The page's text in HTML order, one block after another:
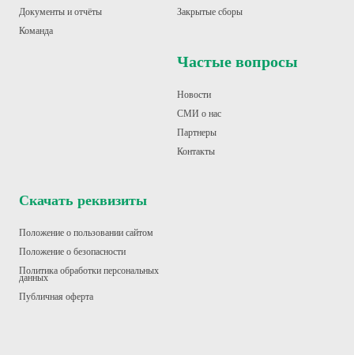
Документы и отчёты
Команда
Закрытые сборы
Частые вопросы
Новости
СМИ о нас
Партнеры
Контакты
Скачать реквизиты
Положение о пользовании сайтом
Положение о безопасности
Политика обработки персональных
данных
Публичная оферта